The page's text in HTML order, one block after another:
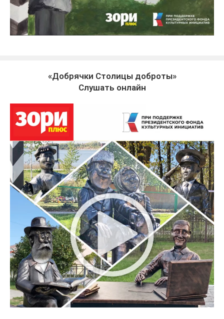
«Добрячки Столицы доброты»
Слушать онлайн